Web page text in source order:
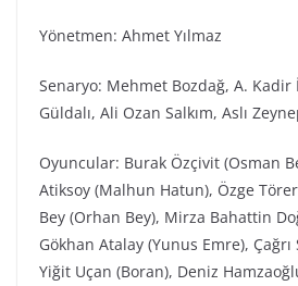
Yönetmen: Ahmet Yılmaz
Senaryo: Mehmet Bozdağ, A.
Güldalı, Ali Ozan Salkım, Aslı
Oyuncular: Burak Özçivit (Osman
Atiksoy (Malhun Hatun), Özge
Bey (Orhan Bey), Mirza Bahattin
Gökhan Atalay (Yunus Emre), Çağrı
Yiğit Uçan (Boran), Deniz